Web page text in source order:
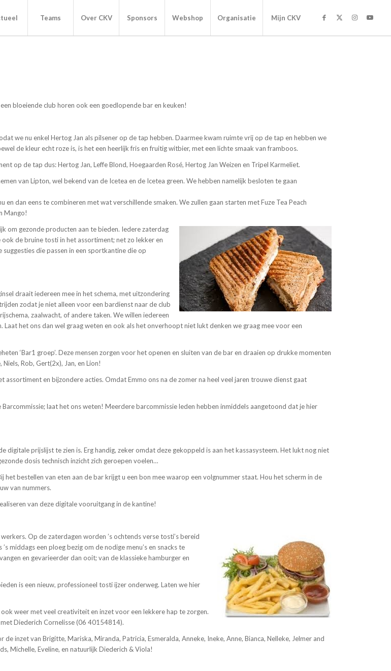
Teams Over CKV Sponsors Webshop Organisatie Mijn CKV
bloeiende club horen ook een goedlopende bar en keuken!
we nu enkel Hertog Jan als pilsener op de tap hebben. Daarmee kwam ruimte vrij op de tap en hebben we
de kleur echt roze is, is het een heerlijk fris en fruitig witbier, met een lichte smaak van framboos.
op de tap dus: Hertog Jan, Leffe Blond, Hoegaarden Rosé, Hertog Jan Weizen en Tripel Karmeliet.
van Lipton, wel bekend van de Icetea en de Icetea green. We hebben namelijk besloten te gaan
en dan eens te combineren met wat verschillende smaken. We zullen gaan starten met Fuze Tea Peach
Mango!
om gezonde producten aan te bieden. Iedere zaterdag
de bruine tosti in het assortiment; net zo lekker en
die passen in een sportkantine die op
draait iedereen mee in het schema, met uitzondering
zodat je niet alleen voor een bardienst naar de club
zaalwacht, of andere taken. We willen iedereen
het ons dan wel graag weten en ook als het onverhoopt niet lukt denken we graag mee voor een
‘Bar1 groep’. Deze mensen zorgen voor het openen en sluiten van de bar en draaien op drukke momenten
Rob, Gert(2x), Jan, en Lion!
en bijzondere acties. Omdat Emmo ons na de zomer na heel veel jaren trouwe dienst gaat
laat het ons weten! Meerdere barcommissie leden hebben inmiddels aangetoond dat je hier
digitale prijslijst te zien is. Erg handig, zeker omdat deze gekoppeld is aan het kassasysteem. Het lukt nog niet
dosis technisch inzicht zich geroepen voelen…
bestellen van eten aan de bar krijgt u een bon mee waarop een volgnummer staat. Hou het scherm in de
van nummers.
van deze digitale vooruitgang in de kantine!
Op de zaterdagen worden ’s ochtends verse tosti’s bereid
middags een ploeg bezig om de nodige menu’s en snacks te
en gevarieerder dan ooit; van de klassieke hamburger en
is een nieuw, professioneel tosti ijzer onderweg. Laten we hier
weer met veel creativiteit en inzet voor een lekkere hap te zorgen.
Diederich Cornelisse (06 40154814).
inzet van Brigitte, Mariska, Miranda, Patricia, Esmeralda, Anneke, Ineke, Anne, Bianca, Nelleke, Jelmer and
Michelle, Eveline, en natuurlijk Diederich & Viola!